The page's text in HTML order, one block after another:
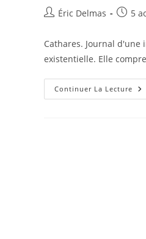
Auteur/autrice
la
publication :
Éric Delmas 5
Cathares. Journal
existentielle. Elle
Continuer La Lecture